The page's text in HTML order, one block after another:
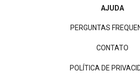
AJUDA
PERGUNTAS
CONTATO
POLÍTICA DE